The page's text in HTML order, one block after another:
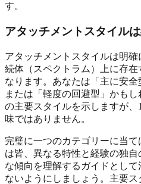
す。
アタッチメントスタイル
アタッチメントスタイルは明
続体（スペクトラム）上に存在
なります。あなたは「主に安全
または「軽度の回避型」かも
の主要スタイルを示しますが
味ではありません。
完璧に一つのカテゴリーに当
は皆、異なる特性と経験の独
な傾向を理解するガイドとし
ないようにしましょう。主要